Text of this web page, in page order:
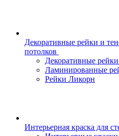
Декоративные рейки и
потолков
Декоративные рейки
Ламинированные
Рейки Ликорн
Интерьерная краска для